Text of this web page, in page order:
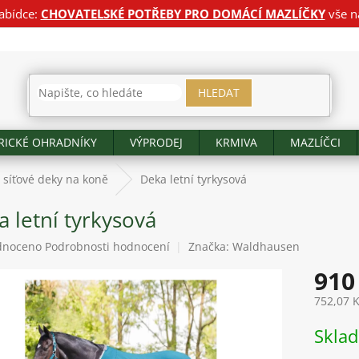
CHOVATELSKÉ POTŘEBY PRO DOMÁCÍ MAZLÍČKYvše
HLEDAT
OHRADNÍKY VÝPRODEJ KRMIVA MAZLÍČCI
deky na koně Deka letní tyrkysová
letní tyrkysová
Podrobnosti hodnocení Značka: Waldhausen
752,07
cena: